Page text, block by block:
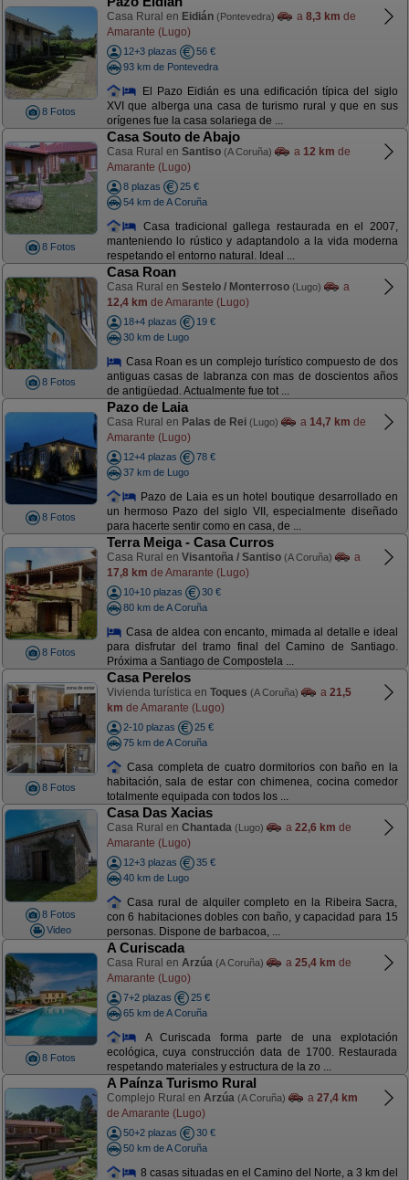
8 Fotos
Casa Rural en Eidián (Pontevedra) a 8,3 km de
Amarante (Lugo)
12+3 plazas
56 €
93 km de Pontevedra
El Pazo Eidián es una edificación típica del siglo
XVI que alberga una casa de turismo rural y que en sus
orígenes fue la casa solariega de ...
8 Fotos
Casa Souto de Abajo
Casa Rural en Santiso (A Coruña) a 12 km de
Amarante (Lugo)
8 plazas
25 €
54 km de A Coruña
Casa tradicional gallega restaurada en el 2007,
manteniendo lo rústico y adaptandolo a la vida moderna
respetando el entorno natural. Ideal ...
8 Fotos
Casa Roan
Casa Rural en Sestelo / Monterroso (Lugo)
a
12,4 km de Amarante (Lugo)
18+4 plazas
19 €
30 km de Lugo
Casa Roan es un complejo turístico compuesto de dos
antiguas casas de labranza con mas de doscientos años
de antigüedad. Actualmente fue tot ...
8 Fotos
Pazo de Laia
Casa Rural en Palas de Rei (Lugo) a 14,7 km de
Amarante (Lugo)
12+4 plazas
78 €
37 km de Lugo
Pazo de Laia es un hotel boutique desarrollado en
un hermoso Pazo del siglo VII, especialmente diseñado
para hacerte sentir como en casa, de ...
8 Fotos
Terra Meiga - Casa Curros
Casa Rural en Visantoña / Santiso (A Coruña)
a
17,8 km de Amarante (Lugo)
10+10 plazas
30 €
80 km de A Coruña
Casa de aldea con encanto, mimada al detalle e ideal
para disfrutar del tramo final del Camino de Santiago.
Próxima a Santiago de Compostela ...
8 Fotos
Casa Perelos
Vivienda turística en Toques (A Coruña) a 21,5
km de Amarante (Lugo)
2-10 plazas
25 €
75 km de A Coruña
Casa completa de cuatro dormitorios con baño en la
habitación, sala de estar con chimenea, cocina comedor
totalmente equipada con todos los ...
8 Fotos
Video
Casa Das Xacias
Casa Rural en Chantada (Lugo) a 22,6 km de
Amarante (Lugo)
12+3 plazas
35 €
40 km de Lugo
Casa rural de alquiler completo en la Ribeira Sacra,
con 6 habitaciones dobles con baño, y capacidad para 15
personas. Dispone de barbacoa, ...
8 Fotos
A Curiscada
Casa Rural en Arzúa (A Coruña) a 25,4 km de
Amarante (Lugo)
7+2 plazas
25 €
65 km de A Coruña
A Curiscada forma parte de una explotación
ecológica, cuya construcción data de 1700. Restaurada
respetando materiales y estructura de la zo ...
A Paínza Turismo Rural
Complejo Rural en Arzúa (A Coruña) a 27,4 km
de Amarante (Lugo)
50+2 plazas
30 €
50 km de A Coruña
8 casas situadas en el Camino del Norte, a 3 km del